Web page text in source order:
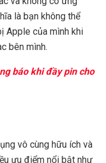
là bạn không thể
Apple của mình khi
bên mình.
báo khi đầy pin cho
vô cùng hữu ích và
ưu điểm nổi bật như